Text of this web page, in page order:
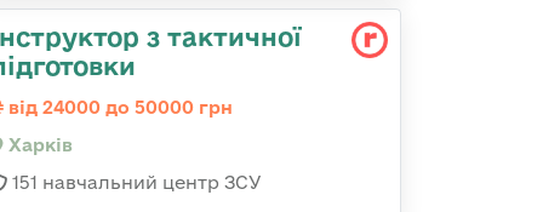
з тактичної
від 24000 до 50000 грн
Харків
151 навчальний центр ЗСУ